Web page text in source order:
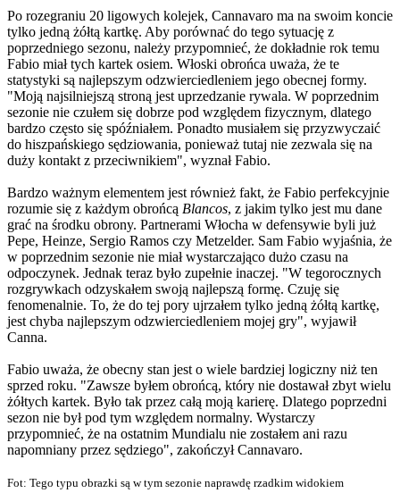
Po rozegraniu 20 ligowych kolejek, Cannavaro ma na swoim koncie
tylko jedną żółtą kartkę. Aby porównać do tego sytuację z
poprzedniego sezonu, należy przypomnieć, że dokładnie rok temu
Fabio miał tych kartek osiem. Włoski obrońca uważa, że te
statystyki są najlepszym odzwierciedleniem jego obecnej formy.
"Moją najsilniejszą stroną jest uprzedzanie rywala. W poprzednim
sezonie nie czułem się dobrze pod względem fizycznym, dlatego
bardzo często się spóźniałem. Ponadto musiałem się przyzwyczaić
do hiszpańskiego sędziowania, ponieważ tutaj nie zezwala się na
duży kontakt z przeciwnikiem", wyznał Fabio.
Bardzo ważnym elementem jest również fakt, że Fabio perfekcyjnie
rozumie się z każdym obrońcą Blancos, z jakim tylko jest mu dane
grać na środku obrony. Partnerami Włocha w defensywie byli już
Pepe, Heinze, Sergio Ramos czy Metzelder. Sam Fabio wyjaśnia, że
w poprzednim sezonie nie miał wystarczająco dużo czasu na
odpoczynek. Jednak teraz było zupełnie inaczej. "W tegorocznych
rozgrywkach odzyskałem swoją najlepszą formę. Czuję się
fenomenalnie. To, że do tej pory ujrzałem tylko jedną żółtą kartkę,
jest chyba najlepszym odzwierciedleniem mojej gry", wyjawił
Canna.
Fabio uważa, że obecny stan jest o wiele bardziej logiczny niż ten
sprzed roku. "Zawsze byłem obrońcą, który nie dostawał zbyt wielu
żółtych kartek. Było tak przez całą moją karierę. Dlatego poprzedni
sezon nie był pod tym względem normalny. Wystarczy
przypomnieć, że na ostatnim Mundialu nie zostałem ani razu
napomniany przez sędziego", zakończył Cannavaro.
Fot: Tego typu obrazki są w tym sezonie naprawdę rzadkim widokiem